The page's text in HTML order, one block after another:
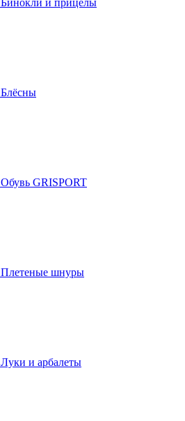
Бинокли и прицелы
Блёсны
Обувь GRISPORT
Плетеные шнуры
Луки и арбалеты